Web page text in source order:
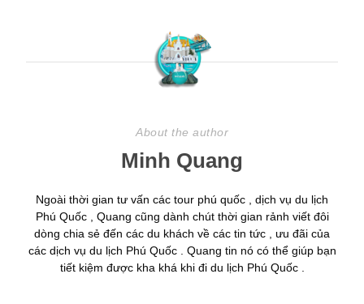
About the author
Minh Quang
Ngoài thời gian tư vấn các tour phú quốc , dịch vụ du lịch
Phú Quốc , Quang cũng dành chút thời gian rảnh viết đôi
dòng chia sẻ đến các du khách về các tin tức , ưu đãi của
các dịch vụ du lịch Phú Quốc . Quang tin nó có thể giúp bạn
tiết kiệm được kha khá khi đi du lịch Phú Quốc .